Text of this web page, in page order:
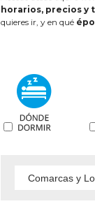
horarios, precios y
quieres ir, y en qué